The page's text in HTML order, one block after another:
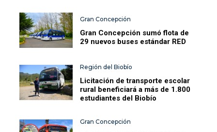
Gran Concepción
Gran Concepción sumó flota de
29 nuevos buses estándar RED
Región del Biobío
Licitación de transporte escolar
rural beneficiará a más de 1.800
estudiantes del Biobío
Gran Concepción